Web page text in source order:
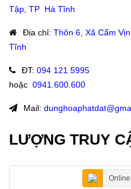
Tập, TP Hà Tĩnh
Địa chỉ: Thôn 6, Xã Cẩm
Tĩnh
ĐT: 094 121 5995
hoặc: 0941.600.600
Mail:
LƯỢNG TRUY
Online